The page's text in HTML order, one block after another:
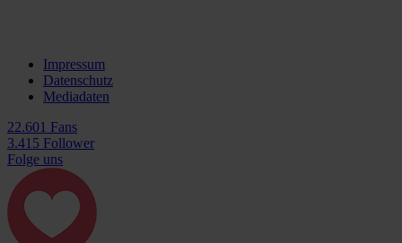
Impressum
Datenschutz
Mediadaten
22.601 Fans
3.415 Follower
Folge uns